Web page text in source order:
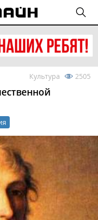
Культура 2505